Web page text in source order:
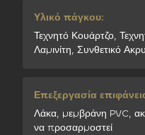
Υλικό πάγκου:
Τεχνητό Κουάρτζο,
Λαμινίτη, Συνθετικό
Επεξεργασία
Λάκα, μεμβράνη PVC,
να προσαρμοστεί